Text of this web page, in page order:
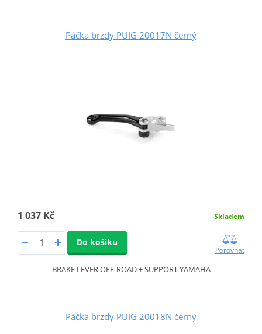
Páčka brzdy PUIG 20017N černý
1 037 Kč Skladem
Do košíku
Porovnat
BRAKE LEVER OFF-ROAD + SUPPORT YAMAHA
Páčka brzdy PUIG 20018N černý